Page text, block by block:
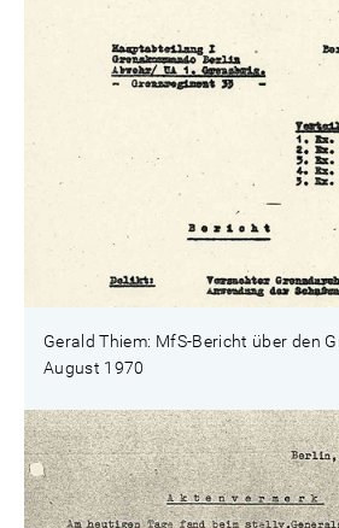
Gerald Thiem: MfS-Bericht über den
August 1970